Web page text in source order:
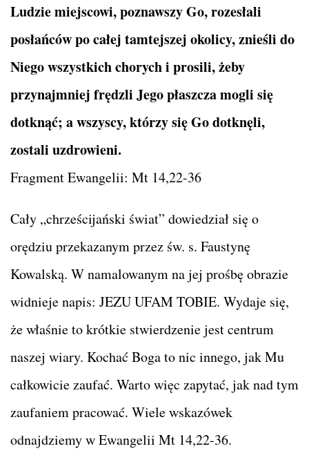
Ludzie miejscowi, poznawszy Go, rozesłali
posłańców po całej tamtejszej okolicy, znieśli do
Niego wszystkich chorych i prosili, żeby
przynajmniej frędzli Jego płaszcza mogli się
dotknąć; a wszyscy, którzy się Go dotknęli,
zostali uzdrowieni.
Fragment Ewangelii: Mt 14,22-36
Cały „chrześcijański świat” dowiedział się o
orędziu przekazanym przez św. s. Faustynę
Kowalską. W namalowanym na jej prośbę obrazie
widnieje napis: JEZU UFAM TOBIE. Wydaje się,
że właśnie to krótkie stwierdzenie jest centrum
naszej wiary. Kochać Boga to nic innego, jak Mu
całkowicie zaufać. Warto więc zapytać, jak nad tym
zaufaniem pracować. Wiele wskazówek
odnajdziemy w Ewangelii Mt 14,22-36.